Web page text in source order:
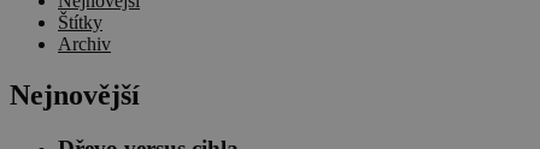
Štítky
Archiv
Nejnovější